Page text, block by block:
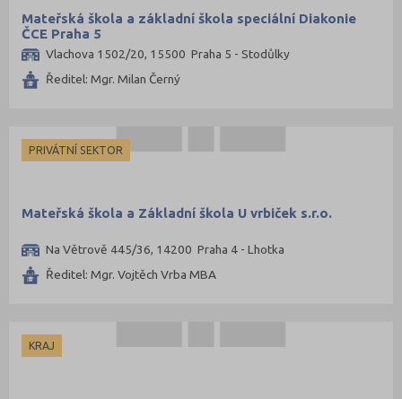
Mateřská škola a základní škola speciální Diakonie
ČCE Praha 5
Vlachova 1502/20, 15500 Praha 5 - Stodůlky
Ředitel: Mgr. Milan Černý
PRIVÁTNÍ SEKTOR
Mateřská škola a Základní škola U vrbiček s.r.o.
Na Větrově 445/36, 14200 Praha 4 - Lhotka
Ředitel: Mgr. Vojtěch Vrba MBA
KRAJ